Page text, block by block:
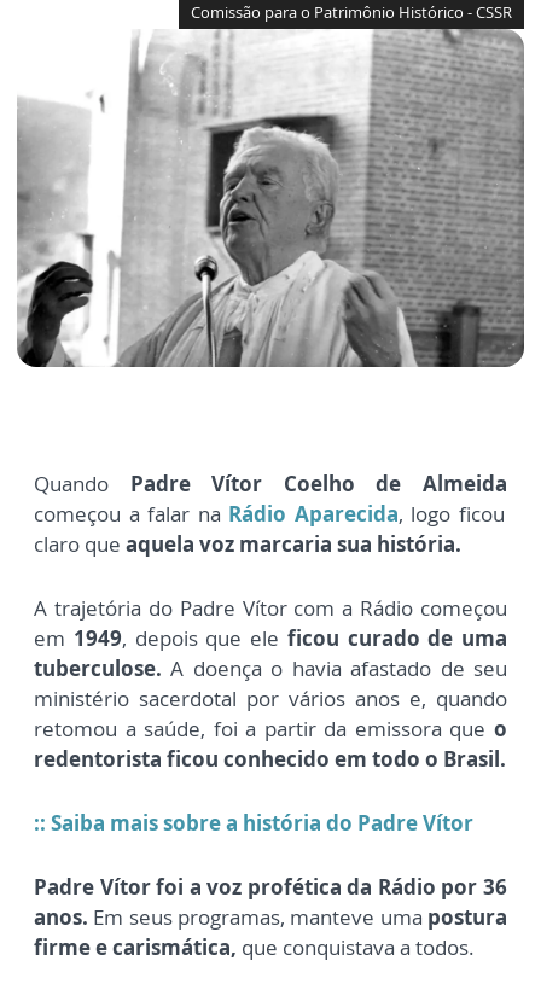
Comissão para o Patrimônio Histórico - CSSR
Quando Padre Vítor Coelho de Almeida
começou a falar na Rádio Aparecida, logo ficou
claro que aquela voz marcaria sua história.
A trajetória do Padre Vítor com a Rádio começou
em 1949, depois que ele ficou curado de uma
tuberculose.A doença o havia afastado de seu
ministério sacerdotal por vários anos e, quando
retomou a saúde, foi a partir da emissora que o
redentorista ficou conhecido em todo o Brasil.
:: Saiba mais sobre a história do Padre Vítor
Padre Vítor foi a voz profética da Rádio por 36
anos. Em seus programas, manteve uma postura
firme e carismática, que conquistava a todos.